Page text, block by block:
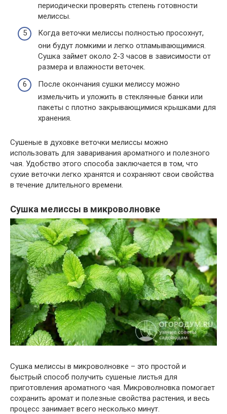
периодически проверять степень готовности
мелиссы.
Когда веточки мелиссы полностью просохнут,
они будут ломкими и легко отламывающимися.
Сушка займет около 2-3 часов в зависимости от
размера и влажности веточек.
После окончания сушки мелиссу можно
измельчить и уложить в стеклянные банки или
пакеты с плотно закрывающимися крышками для
хранения.
Сушеные в духовке веточки мелиссы можно
использовать для заваривания ароматного и полезного
чая. Удобство этого способа заключается в том, что
сухие веточки легко хранятся и сохраняют свои свойства
в течение длительного времени.
Сушка мелиссы в микроволновке
Сушка мелиссы в микроволновке – это простой и
быстрый способ получить сушеные листья для
приготовления ароматного чая. Микроволновка помогает
сохранить аромат и полезные свойства растения, и весь
процесс занимает всего несколько минут.